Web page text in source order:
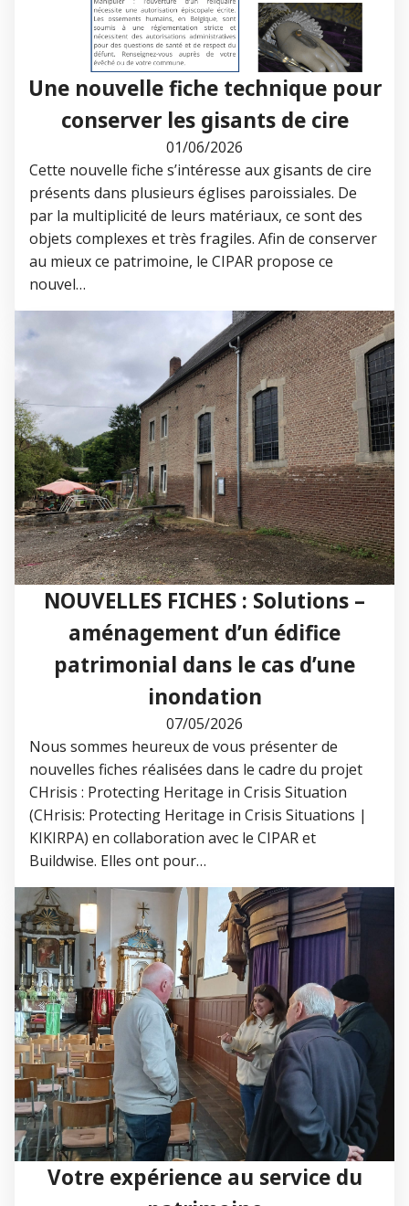
Une nouvelle fiche technique pour
conserver les gisants de cire
01/06/2026
Cette nouvelle fiche s’intéresse aux gisants de cire
présents dans plusieurs églises paroissiales. De
par la multiplicité de leurs matériaux, ce sont des
objets complexes et très fragiles. Afin de conserver
au mieux ce patrimoine, le CIPAR propose ce
nouvel…
NOUVELLES FICHES : Solutions –
aménagement d’un édifice
patrimonial dans le cas d’une
inondation
07/05/2026
Nous sommes heureux de vous présenter de
nouvelles fiches réalisées dans le cadre du projet
CHrisis : Protecting Heritage in Crisis Situation
(CHrisis: Protecting Heritage in Crisis Situations |
KIKIRPA) en collaboration avec le CIPAR et
Buildwise. Elles ont pour…
Votre expérience au service du